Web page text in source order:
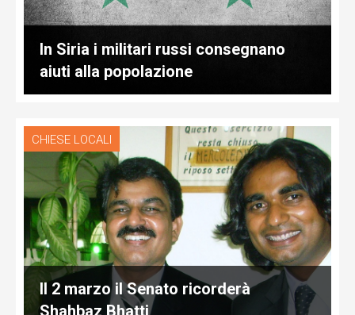
In Siria i militari russi consegnano
aiuti alla popolazione
CHIESE LOCALI
Il 2 marzo il Senato ricorderà
Shahbaz Bhatti